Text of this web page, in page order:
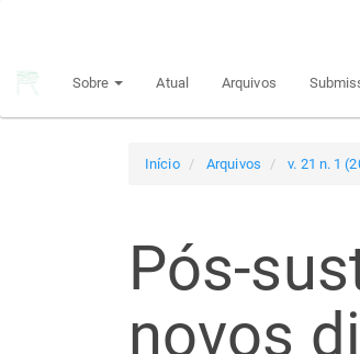
principal
Sobre Atual Arquivos
Início Arquivos v. 21 n. 1
Pós-
novos